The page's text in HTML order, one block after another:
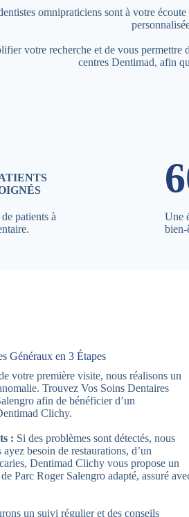
omnipraticiens sont à votre
votre recherche et de vous
centres Dentimad, afin
patients à
Une
bien-
Généraux en 3 Étapes
votre première visite, nous réalisons un
Trouvez Vos Soins Dentaires
afin de bénéficier d’un
Clichy.
: Si des problèmes sont détectés, nous
besoin de restaurations, d’un
Dentimad Clichy vous propose un
Parc Roger Salengro adapté, assuré
un suivi régulier et des conseils